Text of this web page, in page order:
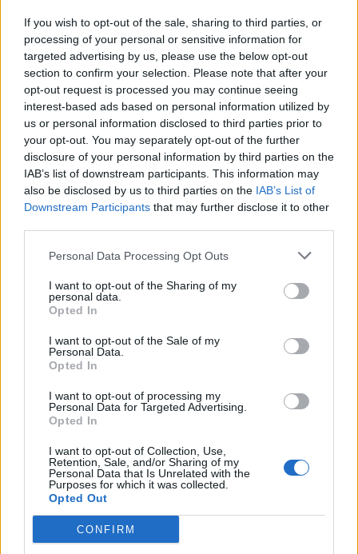
If you wish to opt-out of the sale, sharing to third parties, or
processing of your personal or sensitive information for
targeted advertising by us, please use the below opt-out
section to confirm your selection. Please note that after your
opt-out request is processed you may continue seeing
interest-based ads based on personal information utilized by
us or personal information disclosed to third parties prior to
your opt-out. You may separately opt-out of the further
disclosure of your personal information by third parties on the
IAB’s list of downstream participants. This information may
also be disclosed by us to third parties on the IAB’s List of
Downstream Participants that may further disclose it to other
Personal Data Processing Opt Outs
I want to opt-out of the Sharing of my
personal data.
Opted In
I want to opt-out of the Sale of my
Personal Data.
Opted In
I want to opt-out of processing my
Personal Data for Targeted Advertising.
Opted In
I want to opt-out of Collection, Use,
Retention, Sale, and/or Sharing of my
Personal Data that Is Unrelated with the
Purposes for which it was collected.
Opted Out
CONFIRM
Παροχές
Παρεχόμενη διαμονή
Ανταγωνιστικές απολαβές
Εργασία όλο τον χρόνο
Θέσεις εργασίας
Όλες οι Θέσεις Εργασίας
Θέσεις Εργασίας ανά Εταιρεία
Κέντρο Βοήθειας